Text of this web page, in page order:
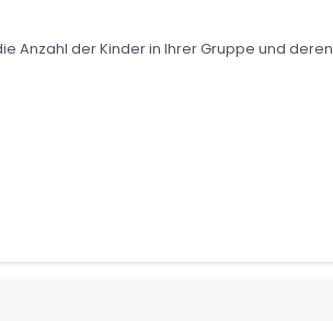
Anzahl der Kinder in Ihrer Gruppe und deren